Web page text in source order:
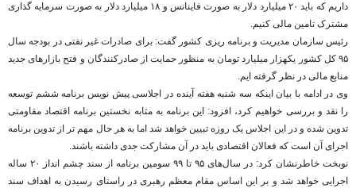
داریم که باید ۲۰ میلیارد دلار به صورت فاینانس و ۱۸ میلیارد دلار به صورت سرمایه گذاری
مشترک تامین مالی کنیم.
رئیس سازمان مدیریت و برنامه ریزی کشور گفت: برای صادرات غیر نفتی در بودجه سال
۹۵ کل کشور یکهزار میلیارد تومان به منظور حمایت از صادرکنندگان و فتح بازارهای جدید
منابع مالی در نظر گرفته ایم.
وی در ادامه با بیان اینکه سه شنبه هفته آینده در اجلاسی پیش نویس برنامه ششم توسعه
را نقد و بررسی خواهیم کرد، افزود: این برنامه به مثابه نخستین برنامه اقتصاد مقاومتی
تدوین شده و در این اجلاس یک روزه تبیین خواهد شد اما به هر حال مهم تر از تدوین برنامه
اجرای آن است که فعالان اقتصادی باید در آن مشارکت جدی داشته باشند.
نوبخت خاطرنشان کرد: در سال‌های ۹۵ تا ۹۹ سومین برنامه از سند چشم انداز ۲۰ ساله
اجرایی خواهد شد و بر این اساس مقام معظم رهبری در راستای رسیدن به اهداف سند